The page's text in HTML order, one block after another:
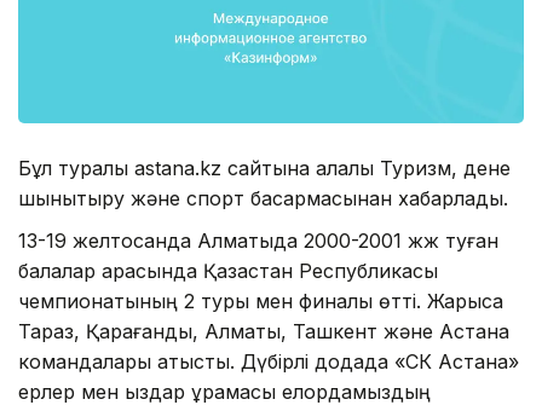
Бұл туралы astana.kz сайтына қалалық Туризм, дене
шынықтыру және спорт басқармасынан хабарлады.
13-19 желтоқсанда Алматыда 2000-2001 жж туған
балалар арасында Қазақстан Республикасы
чемпионатының 2 туры мен финалы өтті. Жарысқа
Тараз, Қарағанды, Алматы, Ташкент және Астана
командалары қатысты. Дүбірлі додада «СК Астана»
ерлер мен қыздар құрамасы елордамыздың